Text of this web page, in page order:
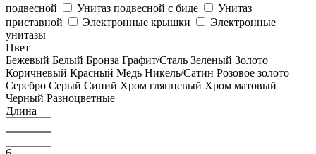
подвесной
Унитаз подвесной с биде
Унитаз
приставной
Электронные крышки
Электронные
унитазы
Цвет
Бежевый Белый Бронза Графит/Сталь Зеленый Золото
Коричневый Красный Медь Никель/Сатин Розовое золото
Серебро Серый Синий Хром глянцевый Хром матовый
Черный Разноцветные
Длина